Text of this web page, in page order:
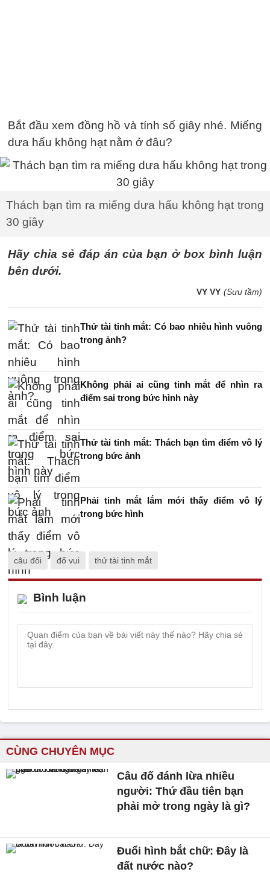
Bắt đầu xem đồng hồ và tính số giây nhé. Miếng
dưa hấu không hạt nằm ở đâu?
Thách bạn tìm ra miếng dưa hấu không hạt trong
30 giây
Hãy chia sẻ đáp án của bạn ở box bình luận
bên dưới.
VY VY (Sưu tầm)
Thử tài tinh mắt: Có bao nhiêu hình vuông
trong ảnh?
Không phải ai cũng tinh mắt để nhìn ra
điểm sai trong bức hình này
Thử tài tinh mắt: Thách bạn tìm điểm vô lý
trong bức ảnh
Phải tinh mắt lắm mới thấy điểm vô lý
trong bức hình
câu đối đố vui thử tài tinh mắt
Bình luận
CÙNG CHUYÊN MỤC
Câu đố đánh lừa nhiều
người: Thứ đầu tiên bạn
phải mở trong ngày là gì?
Đuổi hình bắt chữ: Đây là
đất nước nào?